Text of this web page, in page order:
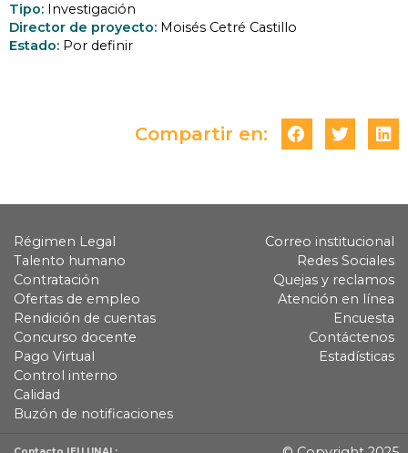
Tipo: Investigación
Director de proyecto: Moisés Cetré Castillo
Estado: Por definir
Compartir en:
Régimen Legal
Talento humano
Contratación
Ofertas de empleo
Rendición de cuentas
Concurso docente
Pago Virtual
Control interno
Calidad
Buzón de notificaciones
Correo institucional
Redes Sociales
Quejas y reclamos
Atención en línea
Encuesta
Contáctenos
Estadísticas